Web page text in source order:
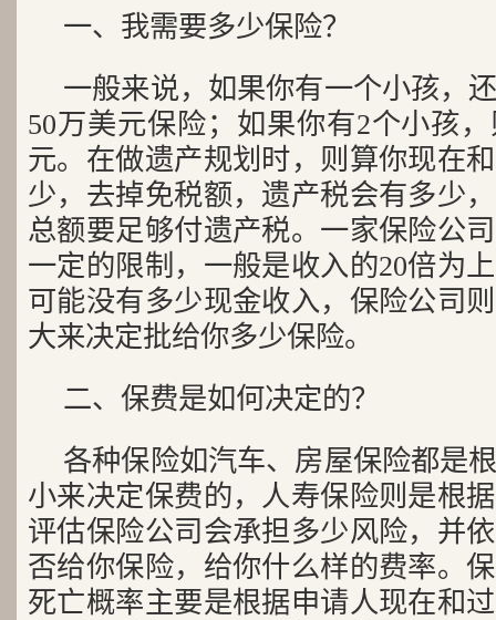
一、我需要多少保险？
一般来说，如果你有一个小孩，
50万美元保险；如果你有2个小孩
元。在做遗产规划时，则算你现在
少，去掉免税额，遗产税会有多少
总额要足够付遗产税。一家保险公
一定的限制，一般是收入的20倍为
可能没有多少现金收入，保险公司
大来决定批给你多少保险。
二、保费是如何决定的？
各种保险如汽车、房屋保险都是
小来决定保费的，人寿保险则是根
评估保险公司会承担多少风险，并
否给你保险，给你什么样的费率。
死亡概率主要是根据申请人现在和